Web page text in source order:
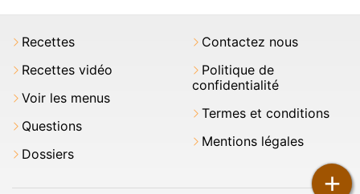
+
Recettes
Recettes vidéo
Voir les menus
Questions
Dossiers
Contactez nous
Politique de
confidentialité
Termes et conditions
Mentions légales